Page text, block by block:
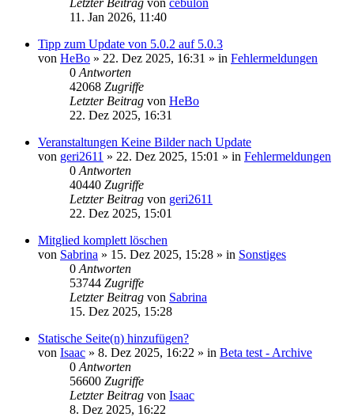
Letzter Beitrag von cebulon
11. Jan 2026, 11:40
Tipp zum Update von 5.0.2 auf 5.0.3
von HeBo » 22. Dez 2025, 16:31 » in Fehlermeldungen
0 Antworten
42068 Zugriffe
Letzter Beitrag von HeBo
22. Dez 2025, 16:31
Veranstaltungen Keine Bilder nach Update
von geri2611 » 22. Dez 2025, 15:01 » in Fehlermeldungen
0 Antworten
40440 Zugriffe
Letzter Beitrag von geri2611
22. Dez 2025, 15:01
Mitglied komplett löschen
von Sabrina » 15. Dez 2025, 15:28 » in Sonstiges
0 Antworten
53744 Zugriffe
Letzter Beitrag von Sabrina
15. Dez 2025, 15:28
Statische Seite(n) hinzufügen?
von Isaac » 8. Dez 2025, 16:22 » in Beta test - Archive
0 Antworten
56600 Zugriffe
Letzter Beitrag von Isaac
8. Dez 2025, 16:22